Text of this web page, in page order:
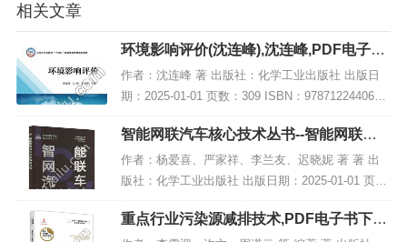
相关文章
环境影响评价(沈连峰),沈连峰,PDF电子书
下载,网盘资源
作者：沈连峰 著 出版社：化学工业出版社 出版日
期：2025-01-01 页数：309 ISBN：9787122440617
电子书大小：208MB [高清扫描版PDF格式] 内容简
介 教材...
智能网联汽车核心技术丛书--智能网联汽
车线控底盘技术,PDF下载
作者：杨爱喜、严家祥、李兰友、迟晓妮 著 著 出
版社：化学工业出版社 出版日期：2025-01-01 页
数：213 ISBN：9787122464156 电子书大小：189
MB [高清扫描版P...
重点行业污染源减排技术,PDF电子书下载,
网盘资源